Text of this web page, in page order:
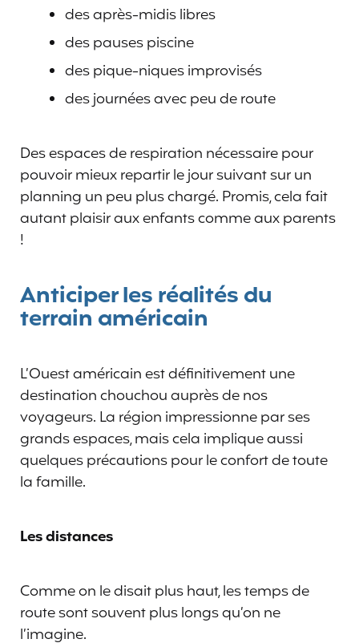
des après-midis libres
des pauses piscine
des pique-niques improvisés
des journées avec peu de route
Des espaces de respiration nécessaire pour
pouvoir mieux repartir le jour suivant sur un
planning un peu plus chargé. Promis, cela fait
autant plaisir aux enfants comme aux parents
!
Anticiper les réalités du
terrain américain
L’Ouest américain est définitivement une
destination chouchou auprès de nos
voyageurs. La région impressionne par ses
grands espaces, mais cela implique aussi
quelques précautions pour le confort de toute
la famille.
Les distances
Comme on le disait plus haut, les temps de
route sont souvent plus longs qu’on ne
l’imagine.